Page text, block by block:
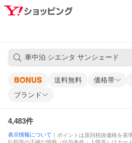
送料無料 価格帯
ブランド
4,483件
表示情報について ｜ポイントは原則税抜価格を基
払額等の正確な情報（付与条件・上限等）はカー